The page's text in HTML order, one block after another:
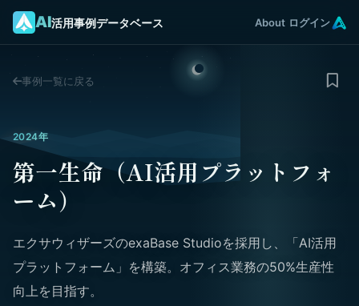
AI活用事例データベース About ログイン
事例一覧に戻る
2024年
第一生命（AI活用プラットフォ
ーム）
エクサウィザーズのexaBase Studioを採用し、「AI活用
プラットフォーム」を構築。オフィス業務の50%生産性
向上を目指す。